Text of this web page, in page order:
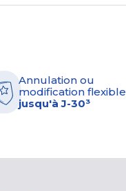
Annulation ou
modification flexible
jusqu'à J-30³